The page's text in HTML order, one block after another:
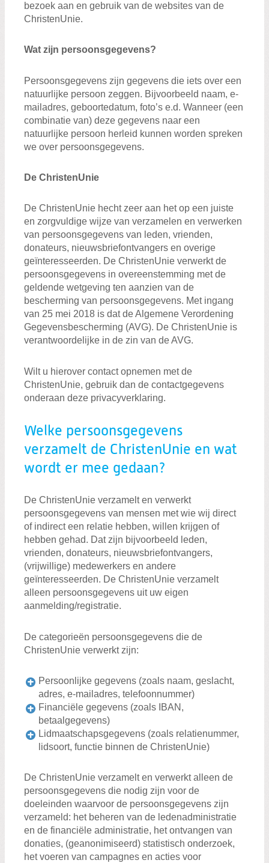
bezoek aan en gebruik van de websites van de
ChristenUnie.
Wat zijn persoonsgegevens?
Persoonsgegevens zijn gegevens die iets over een
natuurlijke persoon zeggen. Bijvoorbeeld naam, e-
mailadres, geboortedatum, foto’s e.d. Wanneer (een
combinatie van) deze gegevens naar een
natuurlijke persoon herleid kunnen worden spreken
we over persoonsgegevens.
De ChristenUnie
De ChristenUnie hecht zeer aan het op een juiste
en zorgvuldige wijze van verzamelen en verwerken
van persoonsgegevens van leden, vrienden,
donateurs, nieuwsbriefontvangers en overige
geïnteresseerden. De ChristenUnie verwerkt de
persoonsgegevens in overeenstemming met de
geldende wetgeving ten aanzien van de
bescherming van persoonsgegevens. Met ingang
van 25 mei 2018 is dat de Algemene Verordening
Gegevensbescherming (AVG). De ChristenUnie is
verantwoordelijke in de zin van de AVG.
Wilt u hierover contact opnemen met de
ChristenUnie, gebruik dan de contactgegevens
onderaan deze privacyverklaring.
Welke persoonsgegevens
verzamelt de ChristenUnie en wat
wordt er mee gedaan?
De ChristenUnie verzamelt en verwerkt
persoonsgegevens van mensen met wie wij direct
of indirect een relatie hebben, willen krijgen of
hebben gehad. Dat zijn bijvoorbeeld leden,
vrienden, donateurs, nieuwsbriefontvangers,
(vrijwillige) medewerkers en andere
geïnteresseerden. De ChristenUnie verzamelt
alleen persoonsgegevens uit uw eigen
aanmelding/registratie.
De categorieën persoonsgegevens die de
ChristenUnie verwerkt zijn:
Persoonlijke gegevens (zoals naam, geslacht,
adres, e-mailadres, telefoonnummer)
Financiële gegevens (zoals IBAN,
betaalgegevens)
Lidmaatschapsgegevens (zoals relatienummer,
lidsoort, functie binnen de ChristenUnie)
De ChristenUnie verzamelt en verwerkt alleen de
persoonsgegevens die nodig zijn voor de
doeleinden waarvoor de persoonsgegevens zijn
verzameld: het beheren van de ledenadministratie
en de financiële administratie, het ontvangen van
donaties, (geanonimiseerd) statistisch onderzoek,
het voeren van campagnes en acties voor